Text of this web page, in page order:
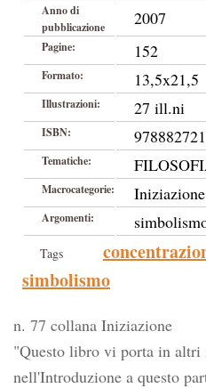
Anno di
pubblicazione
2007
Pagine: 152
Formato: 13,5x21,5
Illustrazioni: 27 ill.ni
ISBN:
Tematiche:
Macrocategorie: Iniziazione
Argomenti:
Tags
simbolismo
n. 77 collana Iniziazione
"Questo libro vi porta in
nell'Introduzione a questo